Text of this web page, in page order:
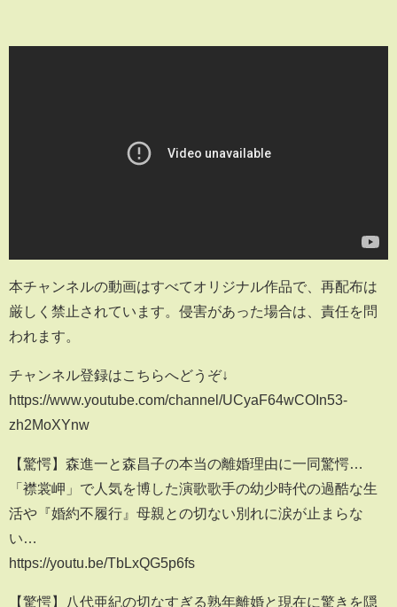
本チャンネルの動画はすべてオリジナル作品で、再配布は
厳しく禁止されています。侵害があった場合は、責任を問
われます。
チャンネル登録はこちらへどうぞ↓
https://www.youtube.com/channel/UCyaF64wCOIn53-
zh2MoXYnw
【驚愕】森進一と森昌子の本当の離婚理由に一同驚愕…
「襟裳岬」で人気を博した演歌歌手の幼少時代の過酷な生
活や『婚約不履行』母親との切ない別れに涙が止まらな
い…
https://youtu.be/TbLxQG5p6fs
【驚愕】八代亜紀の切なすぎる熟年離婚と現在に驚きを隠